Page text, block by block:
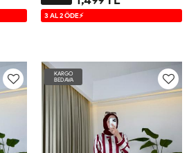
3 AL 2 ÖDE⚡
KARGO
BEDAVA